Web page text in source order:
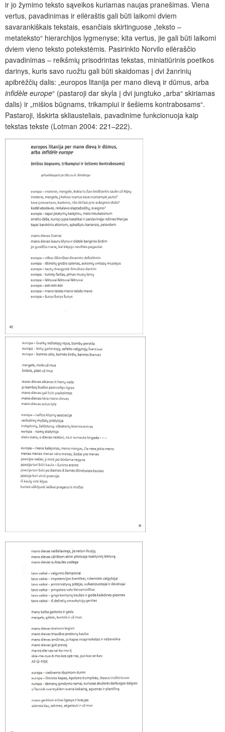
ir jo žymimo teksto sąveikos kuriamas naujas pranešimas. Viena
vertus, pavadinimas ir eilėraštis gali būti laikomi dviem
savarankiškais tekstais, esančiais skirtinguose „teksto –
metateksto“ hierarchijos lygmenyse; kita vertus, jie gali būti laikomi
dviem vieno teksto potekstėmis. Pasirinkto Norvilo eilėraščio
pavadinimas – reikšmių prisodrintas tekstas, miniatiūrinis poetikos
darinys, kuris savo ruožtu gali būti skaidomas į dvi žanrinių
apibrėžčių dalis: „europos litanija per mano dievą ir dūmus, arba
infidèle europe“ (pastaroji dar skyla į dvi jungtuko „arba“ skiriamas
dalis) ir „mišios būgnams, trikampiui ir šešiems kontrabosams“.
Pastaroji, išskirta skliausteliais, pavadinime funkcionuoja kaip
tekstas tekste (Lotman 2004: 221–222).